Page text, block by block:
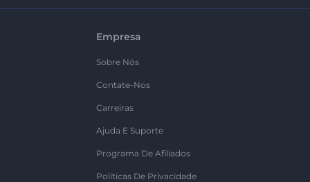
Empresa
Sobre Nós
Contate-Nos
Carreiras
Ajuda E Suporte
Programa De Afiliados
Políticas De Privacidade